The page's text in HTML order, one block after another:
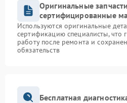
Оригинальные
сертифицированные
Используются оригинальные
сертификацию специалисты, что
работу после ремонта и
обязательств
Бесплатная